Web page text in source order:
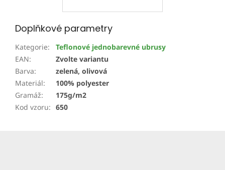
Doplňkové parametry
Kategorie:
Teflonové jednobarevné ubrusy
EAN:
Zvolte variantu
Barva:
zelená, olivová
Materiál:
100% polyester
Gramáž:
175g/m2
Kod vzoru: 650